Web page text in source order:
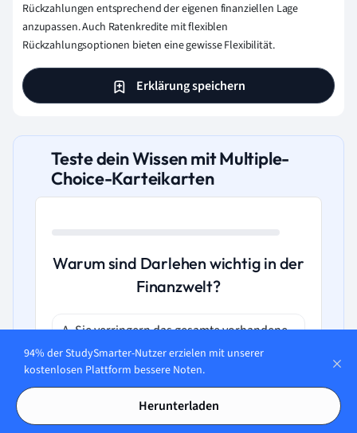
Rückzahlungen entsprechend der eigenen finanziellen Lage
anzupassen. Auch Ratenkredite mit flexiblen
Rückzahlungsoptionen bieten eine gewisse Flexibilität.
Erklärung speichern
Teste dein Wissen mit Multiple-
Choice-Karteikarten
Warum sind Darlehen wichtig in der
Finanzwelt?
A. Sie verringern das gesamte vorhandene
Kapital eines Unternehmens.
B. Sie sind meist kostenlos und ohne
Verpflichtungen.
94% der StudySmarter-Nutzer erzielen mit unserer
kostenlosen Plattform bessere Noten.
Herunterladen